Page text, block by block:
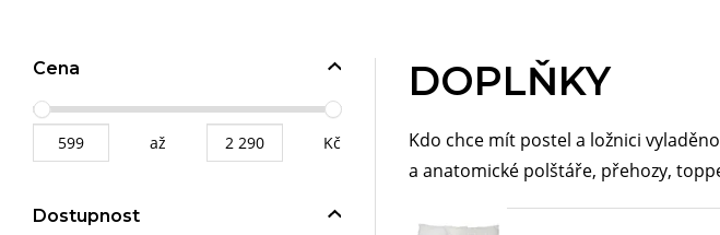
DOPLŇKY
Kdo chce mít postel a ložnici
a anatomické polštáře, přehozy,
Cena
až Kč
Dostupnost